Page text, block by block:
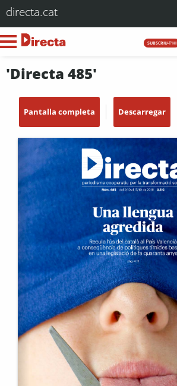
directa.cat
SUBSCRIU-T'HI
'Directa 485'
Pantalla completa Descarregar